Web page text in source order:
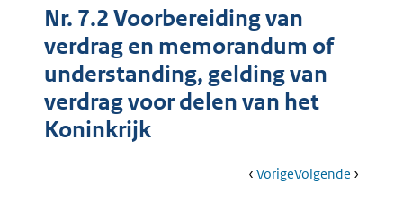
Nr. 7.2 Voorbereiding van
verdrag en memorandum of
understanding, gelding van
verdrag voor delen van het
Koninkrijk
Book
Ga
VorigePagina:
Ga
Volgende Pagina: